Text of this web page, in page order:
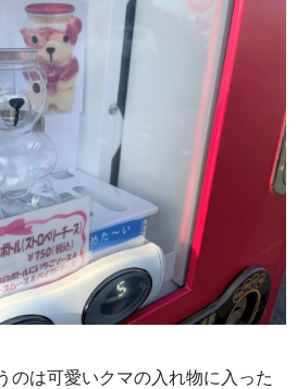
のは可愛いクマの入れ物に入った